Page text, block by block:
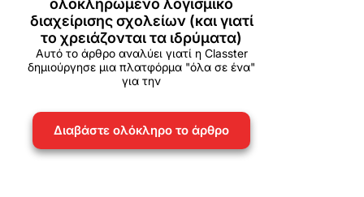
διαχείρισης σχολείων (και γιατί
το χρειάζονται τα ιδρύματα)
Αυτό το άρθρο αναλύει γιατί η Classter
δημιούργησε μια πλατφόρμα "όλα σε ένα"
για την
Διαβάστε ολόκληρο το άρθρο